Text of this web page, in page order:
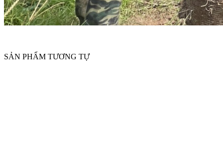
SẢN PHẨM TƯƠNG TỰ